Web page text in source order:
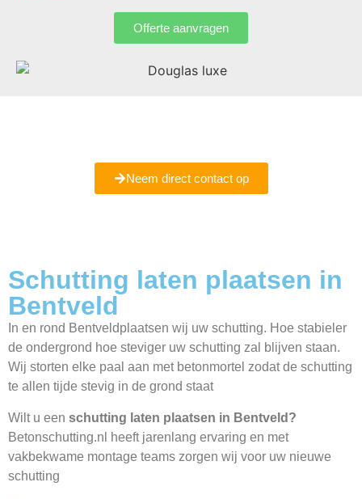
Offerte aanvragen
Neem direct contact op
Schutting laten plaatsen in
Bentveld
In en rond Bentveldplaatsen wij uw schutting. Hoe stabieler
de ondergrond hoe steviger uw schutting zal blijven staan.
Wij storten elke paal aan met betonmortel zodat de schutting
te allen tijde stevig in de grond staat
Wilt u een schutting laten plaatsen in Bentveld?
Betonschutting.nl heeft jarenlang ervaring en met
vakbekwame montage teams zorgen wij voor uw nieuwe
schutting